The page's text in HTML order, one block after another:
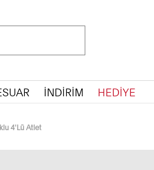
İNDİRİM HEDİYE
4'Lü Atlet